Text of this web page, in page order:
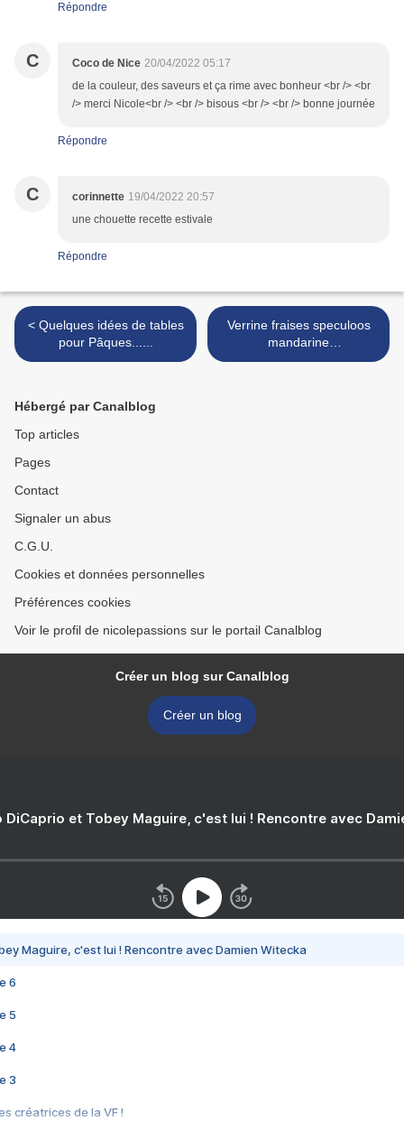
Répondre
C Coco de Nice 20/04/2022 05:17
de la couleur, des saveurs et ça rime avec bonheur <br /> <br
/> merci Nicole<br /> <br /> bisous <br /> <br /> bonne journée
Répondre
C corinnette 19/04/2022 20:57
une chouette recette estivale
Répondre
< Quelques idées de tables
pour Pâques......
Verrine fraises speculoos
mandarine
chantilly....Hummm!!!!! >
Hébergé par Canalblog
Top articles
Pages
Contact
Signaler un abus
C.G.U.
Cookies et données personnelles
Préférences cookies
Voir le profil de nicolepassions sur le portail Canalblog
Créer un blog sur Canalblog
Créer un blog
DiCaprio et Tobey Maguire, c'est lui ! Rencontre avec
Maguire, c'est lui ! Rencontre avec Damien Witecka
6
5
4
3
créatrices de la VF !